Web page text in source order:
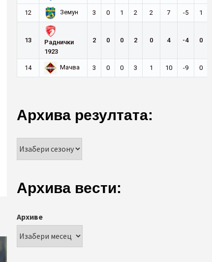
12 Земун 3 0 1 2 2 7 -5 1
13
Раднички
1923
2 0 0 2 0 4 -4 0
14 Мачва 3 0 0 3 1 10 -9 0
Архива резултата:
Архива вести:
Архиве